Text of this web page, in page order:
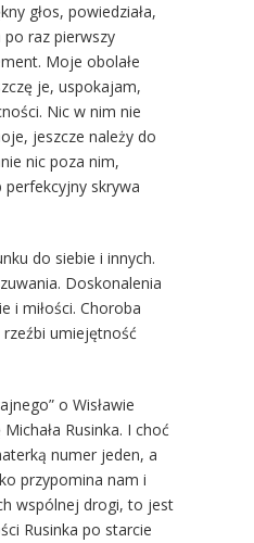
głos, powiedziała,
po raz pierwszy
Moje obolałe
je, uspokajam,
Nic w nim nie
jeszcze należy do
nic poza nim,
skrywa
do siebie i innych.
Doskonalenia
i miłości. Choroba
umiejętność
o Wisławie
Rusinka. I choć
numer jeden, a
przypomina nam i
wspólnej drogi, to jest
Rusinka po starcie